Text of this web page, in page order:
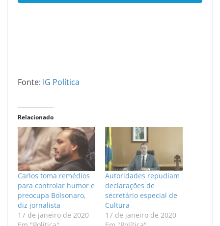
Fonte: IG Política
Relacionado
Carlos toma remédios
para controlar humor e
preocupa Bolsonaro,
diz jornalista
17 de janeiro de 2020
Autoridades repudiam
declarações de
secretário especial de
Cultura
17 de janeiro de 2020